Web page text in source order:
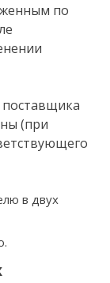
по
(при
в двух